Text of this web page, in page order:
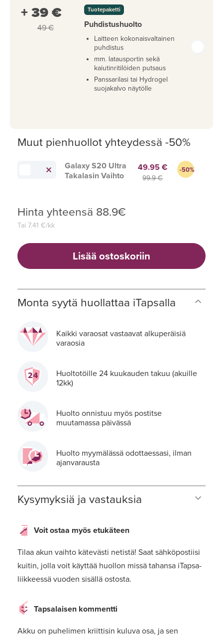
+ 39 €
49 €
Tuotepaketti
Puhdistushuolto
Laitteen kokonaisvaltainen
puhdistus
mm. latausportin sekä
kaiutinritilöiden putsaus
Panssarilasi tai Hydrogel
suojakalvo näytölle
Muut pienhuollot yhteydessä -50%
Galaxy S20 Ultra
Takalasin Vaihto
49.95 €
99.9 €
-50%
Hinta yhteensä 88.9€
Tai 7.41 €/kk
Lisää ostoskoriin
Monta syytä huollattaa iTapsalla
Kaikki varaosat vastaavat alkuperäisiä
varaosia
Huoltotöille 24 kuukauden takuu (akuille
12kk)
Huolto onnistuu myös postitse
muutamassa päivässä
Huolto myymälässä odottaessasi, ilman
ajanvarausta
Kysymyksiä ja vastauksia
Voit ostaa myös etukäteen
Tilaa akun vaihto kätevästi netistä! Saat sähköpostiisi
kuitin, jolla voit käyttää huollon missä tahansa iTapsa-
liikkeessä vuoden sisällä ostosta.
Tapsalaisen kommentti
Akku on puhelimen kriittisin kuluva osa, ja sen